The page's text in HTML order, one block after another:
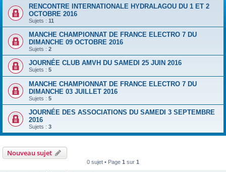
RENCONTRE INTERNATIONALE HYDRALAGOU DU 1 ET 2
OCTOBRE 2016
Sujets : 11
MANCHE CHAMPIONNAT DE FRANCE ELECTRO 7 DU
DIMANCHE 09 OCTOBRE 2016
Sujets : 2
JOURNÉE CLUB AMVH DU SAMEDI 25 JUIN 2016
Sujets : 5
MANCHE CHAMPIONNAT DE FRANCE ELECTRO 7 DU
DIMANCHE 03 JUILLET 2016
Sujets : 5
JOURNÉE DES ASSOCIATIONS DU SAMEDI 3 SEPTEMBRE
2016
Sujets : 3
Nouveau sujet
0 sujet • Page 1 sur 1